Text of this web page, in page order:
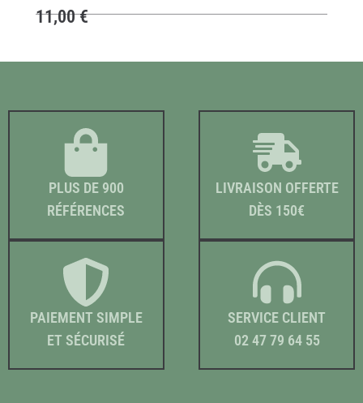
11,00€
PLUS DE 900
RÉFÉRENCES
LIVRAISON OFFERTE
DÈS 150€
PAIEMENT SIMPLE
ET SÉCURISÉ
SERVICE CLIENT
02 47 79 64 55